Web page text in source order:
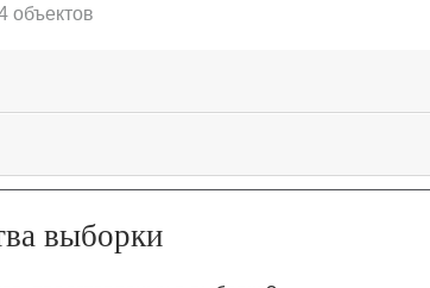
объектов
выборки